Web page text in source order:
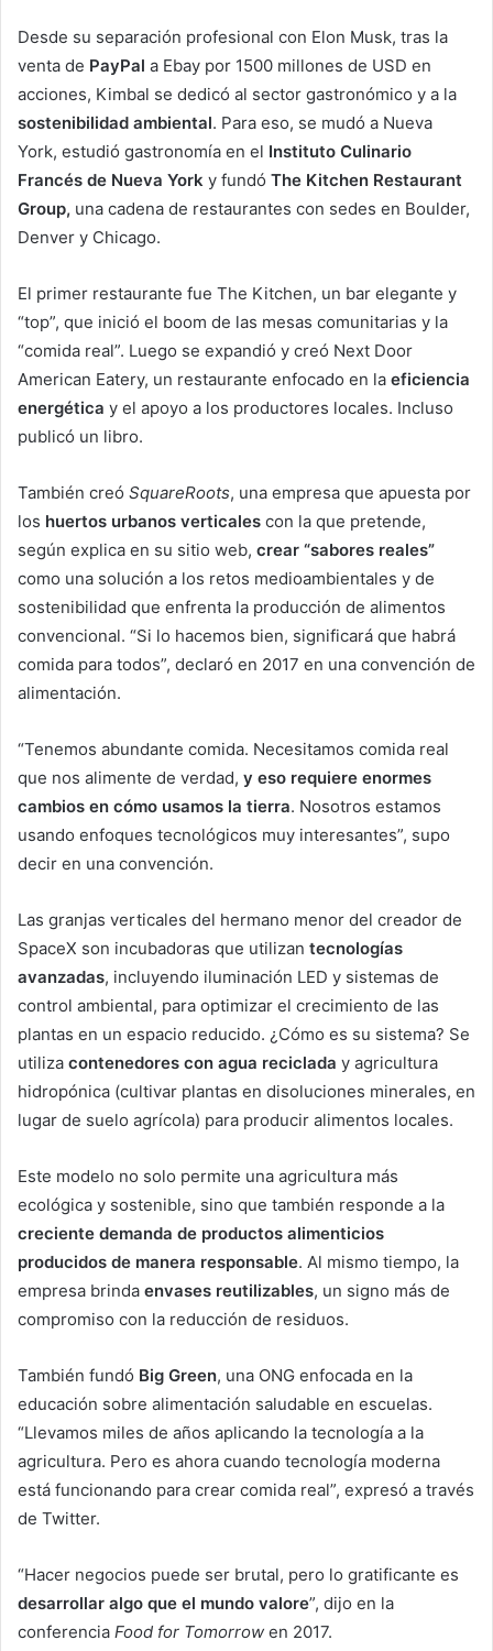
Desde su separación profesional con Elon Musk, tras la
venta de PayPal a Ebay por 1500 millones de USD en
acciones, Kimbal se dedicó al sector gastronómico y a la
sostenibilidad ambiental. Para eso, se mudó a Nueva
York, estudió gastronomía en el Instituto Culinario
Francés de Nueva York y fundó The Kitchen Restaurant
Group, una cadena de restaurantes con sedes en Boulder,
Denver y Chicago.
El primer restaurante fue The Kitchen, un bar elegante y
“top”, que inició el boom de las mesas comunitarias y la
“comida real”. Luego se expandió y creó Next Door
American Eatery, un restaurante enfocado en la eficiencia
energética y el apoyo a los productores locales. Incluso
publicó un libro.
También creó SquareRoots, una empresa que apuesta por
los huertos urbanos verticales con la que pretende,
según explica en su sitio web, crear “sabores reales”
como una solución a los retos medioambientales y de
sostenibilidad que enfrenta la producción de alimentos
convencional. “Si lo hacemos bien, significará que habrá
comida para todos”, declaró en 2017 en una convención de
alimentación.
“Tenemos abundante comida. Necesitamos comida real
que nos alimente de verdad, y eso requiere enormes
cambios en cómo usamos la tierra. Nosotros estamos
usando enfoques tecnológicos muy interesantes”, supo
decir en una convención.
Las granjas verticales del hermano menor del creador de
SpaceX son incubadoras que utilizan tecnologías
avanzadas, incluyendo iluminación LED y sistemas de
control ambiental, para optimizar el crecimiento de las
plantas en un espacio reducido. ¿Cómo es su sistema? Se
utiliza contenedores con agua reciclada y agricultura
hidropónica (cultivar plantas en disoluciones minerales, en
lugar de suelo agrícola) para producir alimentos locales.
Este modelo no solo permite una agricultura más
ecológica y sostenible, sino que también responde a la
creciente demanda de productos alimenticios
producidos de manera responsable. Al mismo tiempo, la
empresa brinda envases reutilizables, un signo más de
compromiso con la reducción de residuos.
También fundó Big Green, una ONG enfocada en la
educación sobre alimentación saludable en escuelas.
“Llevamos miles de años aplicando la tecnología a la
agricultura. Pero es ahora cuando tecnología moderna
está funcionando para crear comida real”, expresó a través
de Twitter.
“Hacer negocios puede ser brutal, pero lo gratificante es
desarrollar algo que el mundo valore”, dijo en la
conferencia Food for Tomorrow en 2017.